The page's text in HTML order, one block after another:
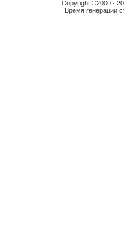
Copyright ©2000 -
Время генерации